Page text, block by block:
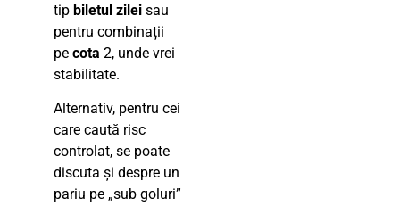
tip biletul zilei sau
pentru combinații
pe cota 2, unde vrei
stabilitate.
Alternativ, pentru cei
care caută risc
controlat, se poate
discuta și despre un
pariu pe „sub goluri”